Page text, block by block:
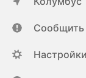
Настройки